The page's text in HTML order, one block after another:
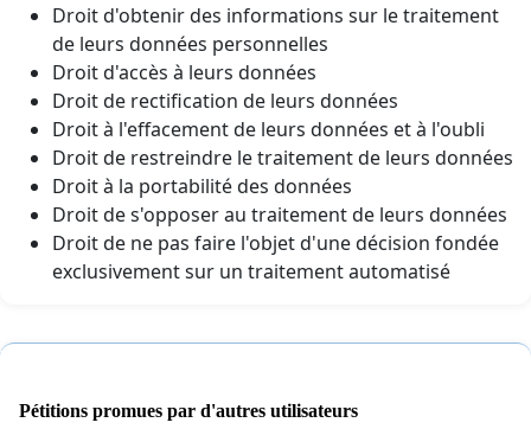
Droit d'obtenir des informations sur le traitement
de leurs données personnelles
Droit d'accès à leurs données
Droit de rectification de leurs données
Droit à l'effacement de leurs données et à l'oubli
Droit de restreindre le traitement de leurs données
Droit à la portabilité des données
Droit de s'opposer au traitement de leurs données
Droit de ne pas faire l'objet d'une décision fondée
exclusivement sur un traitement automatisé
Pétitions promues par d'autres utilisateurs